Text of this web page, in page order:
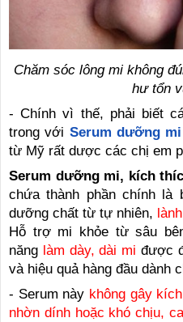
Chăm sóc lông mi không
hư tổn
- Chính vì thế, phải biết
trong với Serum dưỡng mi
từ Mỹ rất dược các chị em
Serum dưỡng mi, kích
chứa thành phần chính là
dưỡng chất từ tự nhiên,
Hỗ trợ mi khỏe từ sâu
năng làm dày, dài mi được
và hiệu quả hàng đầu dành
- Serum này không gây
nhờn dính hoặc khó chịu,